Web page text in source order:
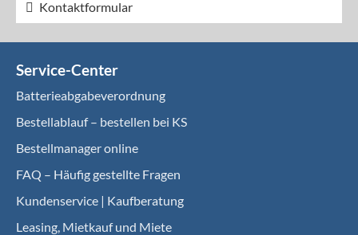
Kontaktformular
Service-Center
Batterieabgabeverordnung
Bestellablauf – bestellen bei KS
Bestellmanager online
FAQ – Häufig gestellte Fragen
Kundenservice | Kaufberatung
Leasing, Mietkauf und Miete